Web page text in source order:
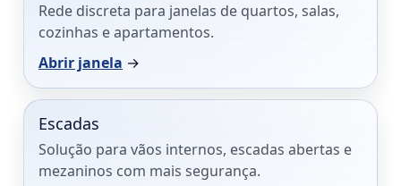
Rede discreta para janelas de quartos, salas,
cozinhas e apartamentos.
Abrir janela →
Escadas
Solução para vãos internos, escadas abertas e
mezaninos com mais segurança.